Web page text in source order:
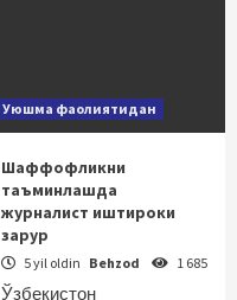
Уюшма фаолиятидан
Шаффофликни
таъминлашда
журналист иштироки
зарур
5 yil oldin Behzod 1 685
Ўзбекистон